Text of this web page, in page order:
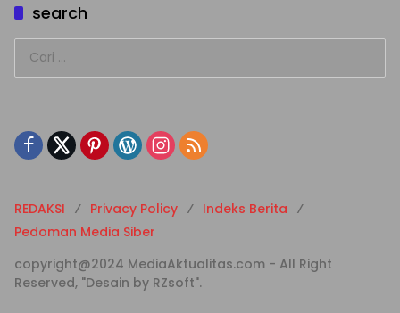
search
untuk:
REDAKSI Privacy Policy
Indeks Berita
Pedoman Media Siber
copyright@2024 MediaAktualitas.com - All Right
Reserved, "Desain by RZsoft".